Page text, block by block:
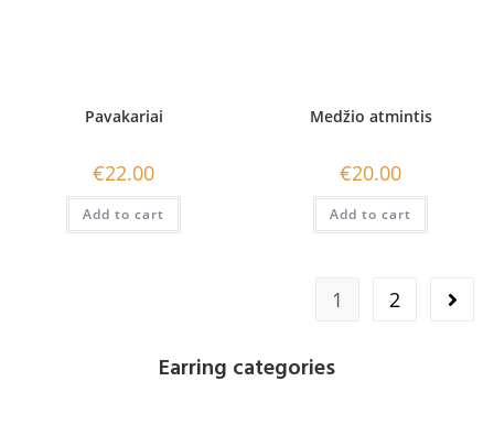
Pavakariai
€22.00
Add to cart
Medžio atmintis
€20.00
Add to cart
1 2
Earring categories